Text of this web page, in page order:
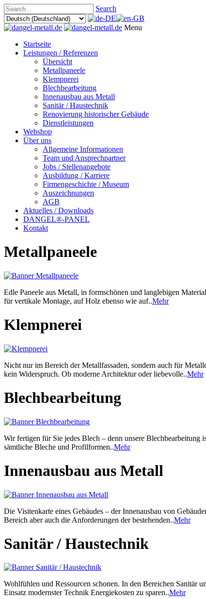
Search
Menu
Startseite
Leistungen / Referenzen
Übersicht
Metallpaneele
Klempnerei
Blechbearbeitung
Innenausbau aus Metall
Sanitär / Haustechnik
Renovierung historischer Gebäude
Dienstleistungen
Webshop
Über uns
Allgemeine Informationen
Team und Ansprechpartner
Jobs / Stellenangebote
Ausbildung / Karriere
Firmengeschichte / Museum
Auszeichnungen
AGB
Aktuelles / Downloads
DANGEL®-PANEL
Kontakt
Metallpaneele
Edle Paneele aus Metall, in formschönen und langlebigen
für vertikale Montage, auf Holz ebenso wie auf..Mehr
Klempnerei
Nicht nur im Bereich der Metallfassaden, sondern auch für
kein Widerspruch. Ob moderne Architektur oder liebevolle..Mehr
Blechbearbeitung
Wir fertigen für Sie jedes Blech – denn unsere Blechbearbeitung
sämtliche Bleche und Profilformen..Mehr
Innenausbau aus Metall
Die Visitenkarte eines Gebäudes – der Innenausbau von
Bereich aber auch die Anforderungen der bestehenden..Mehr
Sanitär / Haustechnik
Wohlfühlen und Ressourcen schonen. In den Bereichen Sanitär
Einsatz modernster Technik Energiekosten zu sparen..Mehr